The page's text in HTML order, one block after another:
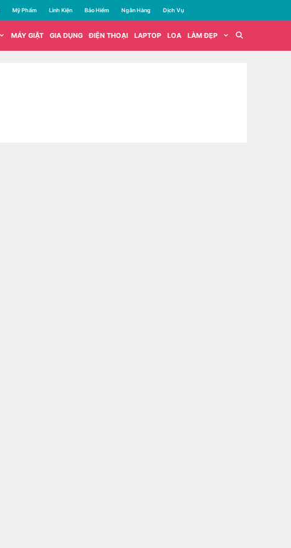
Mỹ Phẩm Linh Kiện Bảo Hiểm Ngân Hàng Dịch Vụ
MÁY GIẶT GIA DỤNG ĐIỆN THOẠI LAPTOP LOA LÀM ĐẸP